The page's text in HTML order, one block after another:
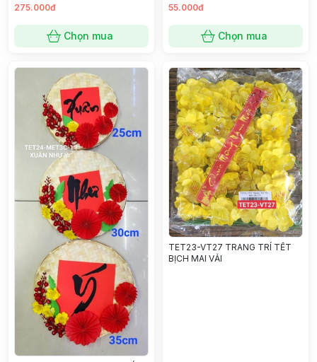
275.000đ
Chọn mua
55.000đ
Chọn mua
TET23-VT27 TRANG TRÍ TẾT
BỊCH MAI VẢI